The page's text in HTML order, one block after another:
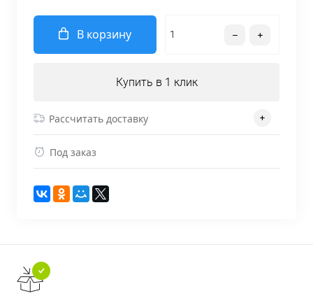
В корзину
Купить в 1 клик
Рассчитать доставку
Под заказ